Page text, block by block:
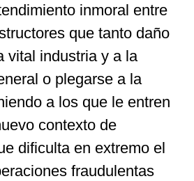
inmoral entre
que tanto daño
vital industria y a la
o plegarse a la
a los que le entren
contexto de
dificulta en extremo el
fraudulentas